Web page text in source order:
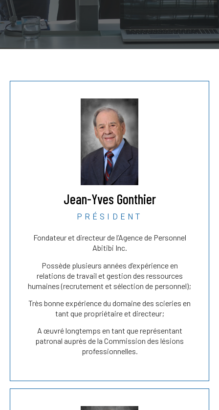
Jean-Yves Gonthier
PRÉSIDENT
Fondateur et directeur de l’Agence de Personnel
Abitibi Inc.
Possède plusieurs années d’expérience en
relations de travail et gestion des ressources
humaines (recrutement et sélection de personnel);
Très bonne expérience du domaine des scieries en
tant que propriétaire et directeur;
A œuvré longtemps en tant que représentant
patronal auprès de la Commission des lésions
professionnelles.